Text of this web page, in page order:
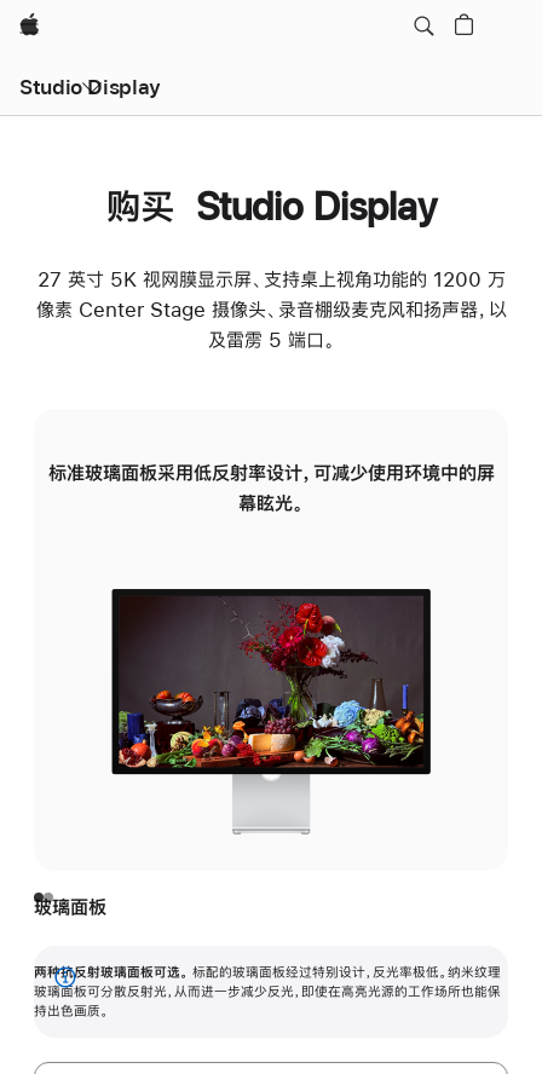
Apple
Studio Display
购买 Studio Display
27 英寸 5K 视网膜显示屏、支持桌上视角功能的 1200 万
像素 Center Stage 摄像头、录音棚级麦克风和扬声器，以
及雷雳 5 端口。
标准玻璃面板采用低反射率设计，可减少使用环境中的屏
幕眩光。
玻璃面板
两种抗反射玻璃面板可选。 标配的玻璃面板经过特别设计，反光率极低。纳米纹理
玻璃面板可分散反射光，从而进一步减少反光，即使在高亮光源的工作场所也能保
持出色画质。
展
开